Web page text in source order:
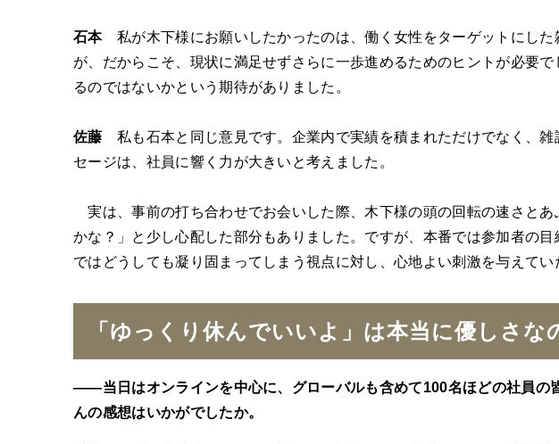
石本私が木下様にお願いしたかったのは、働く女性をターゲットにした
が、だからこそ、現状に満足せずさらに一歩進めるためのヒントが必要
るのではないかという期待がありました。
佐藤 私も石本と同じ意見です。企業内で実績を積まれただけでなく、
セージは、社員に響く力が大きいと考えました。
実は、事前の打ち合わせでお会いした際、木下様の頭の回転の速さと
かな？」と少し心配した部分もありました。ですが、本番では参加者の
ではどうしても凝り固まってしまう視点に対し、心地よい刺激を与えてい
「ゆっくり休んでいいよ」は本当に優しさな
――当日はオンラインを中心に、グローバルも含めて100名ほどの社員の
んの感想はいかがでしたか。